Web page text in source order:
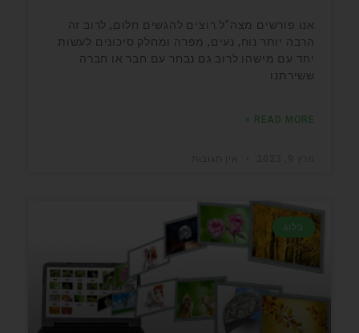
אנו פורשים מצה"ל.רוצים להגשים חלום, לרוב זה
הרבה יותר נוח, נעים, מפרה ומחלק סיכונים לעשות
יחד עם מישהו.לרוב גם נבחר עם חבר או חברה
ששירתנו
READ MORE »
בלוג